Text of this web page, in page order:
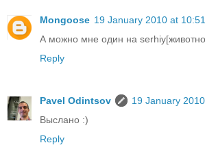
Mongoose 19 January 2010 at 10:51
А можно мне один на
Reply
Pavel Odintsov
19 January
Выслано :)
Reply